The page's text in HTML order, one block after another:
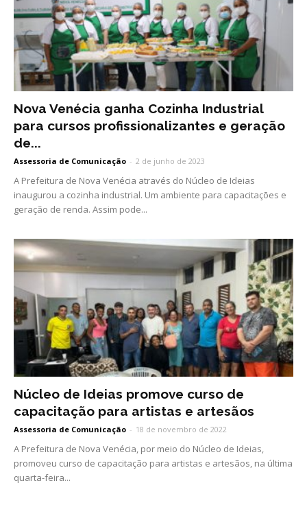
Nova Venécia ganha Cozinha Industrial
para cursos profissionalizantes e geração
de...
Assessoria de Comunicação - 2 de junho de 2023
A Prefeitura de Nova Venécia através do Núcleo de Ideias
inaugurou a cozinha industrial. Um ambiente para capacitações e
geração de renda. Assim pode...
Núcleo de Ideias promove curso de
capacitação para artistas e artesãos
Assessoria de Comunicação - 18 de novembro de 2022
A Prefeitura de Nova Venécia, por meio do Núcleo de Ideias,
promoveu curso de capacitação para artistas e artesãos, na última
quarta-feira...